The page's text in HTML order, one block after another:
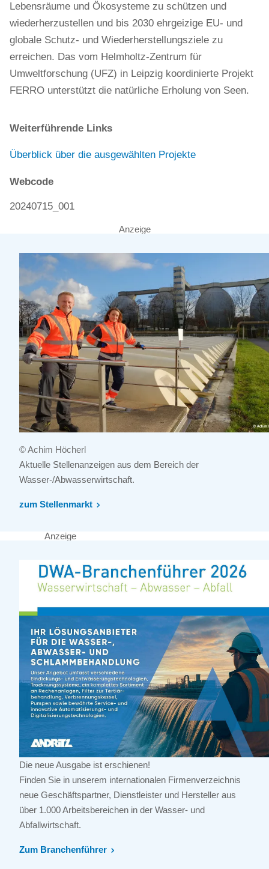
Lebensräume und Ökosysteme zu schützen und
wiederherzustellen und bis 2030 ehrgeizige EU- und
globale Schutz- und Wiederherstellungsziele zu
erreichen. Das vom Helmholtz-Zentrum für
Umweltforschung (UFZ) in Leipzig koordinierte Projekt
FERRO unterstützt die natürliche Erholung von Seen.
Weiterführende Links
Überblick über die ausgewählten Projekte
Webcode
20240715_001
Anzeige
© Achim Höcherl
Aktuelle Stellenanzeigen aus dem Bereich der
Wasser-/Abwasserwirtschaft.
zum Stellenmarkt
Anzeige
Die neue Ausgabe ist erschienen!
Finden Sie in unserem internationalen Firmenverzeichnis
neue Geschäftspartner, Dienstleister und Hersteller aus
über 1.000 Arbeitsbereichen in der Wasser- und
Abfallwirtschaft.
Zum Branchenführer